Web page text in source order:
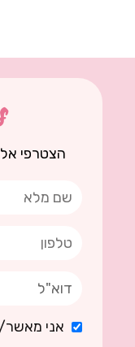
הצטרפי
אני